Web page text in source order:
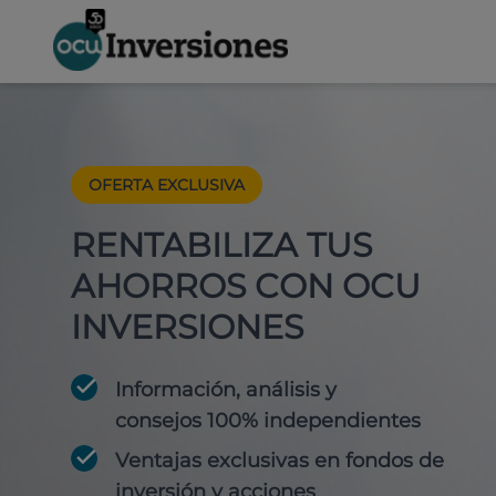
OFERTA EXCLUSIVA
RENTABILIZA TUS
AHORROS CON OCU
INVERSIONES
Información, análisis y
consejos 100% independientes
Ventajas exclusivas en fondos de